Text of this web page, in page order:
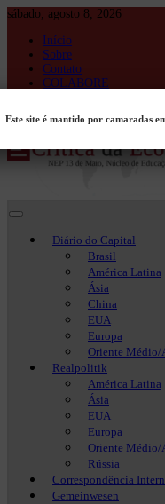
Skip
content
sábado, agosto 8, 2026
Início
Sobre
Contato
COLABORE
Crítica da Economia
Crítica da Economia
Diário do Capital
Brasil
América Latina
Ásia
China
EUA
Europa
Oriente Médio/
Realpolitik
América Latina
Ásia
EUA
Europa
Oriente Médio/
Rússia
Correspondência
Gemeinwesen
Este site é mantido por camaradas